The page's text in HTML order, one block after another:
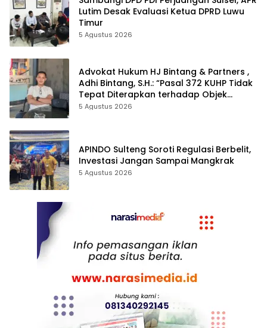
Lutim Desak Evaluasi Ketua DPRD Luwu
Timur
5 Agustus 2026
Advokat Hukum HJ Bintang & Partners ,
Adhi Bintang, S.H.: “Pasal 372 KUHP Tidak
Tepat Diterapkan terhadap Objek
Tanah”
5 Agustus 2026
APINDO Sulteng Soroti Regulasi Berbelit,
Investasi Jangan Sampai Mangkrak
5 Agustus 2026